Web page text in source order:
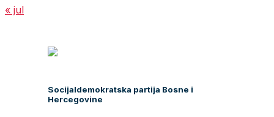
« jul
Socijaldemokratska partija Bosne i
Hercegovine